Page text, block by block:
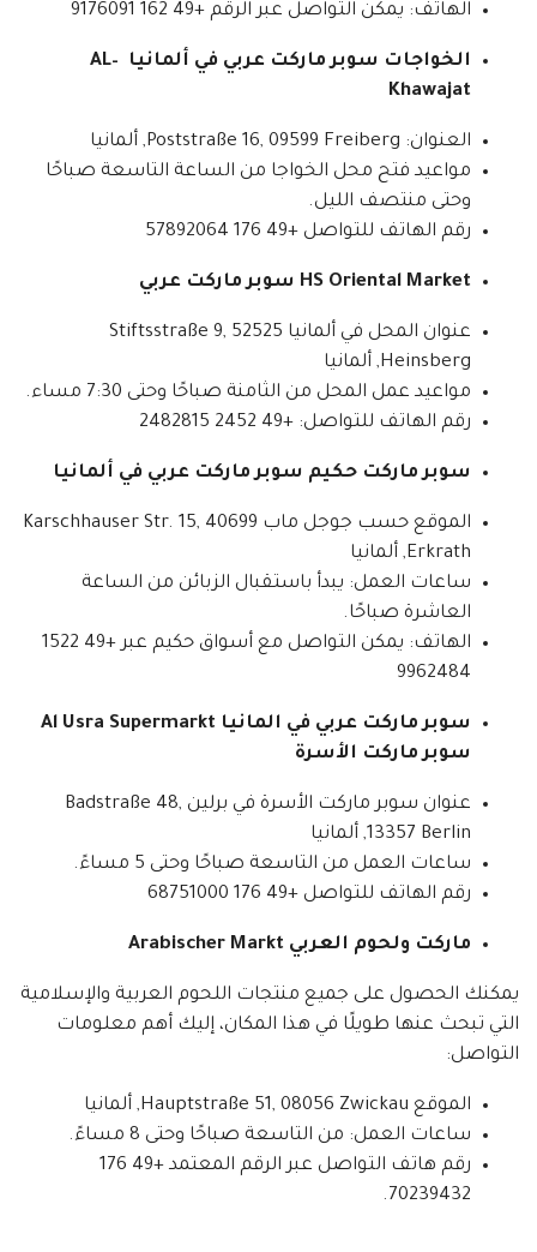
الهاتف: يمكن التواصل عبر الرقم +49 162 9176091
الخواجات سوبر ماركت عربي في ألمانيا AL–
Khawajat
العنوان: Poststraße 16, 09599 Freiberg, ألمانيا
مواعيد فتح محل الخواجا من الساعة التاسعة صباحًا
وحتى منتصف الليل.
رقم الهاتف للتواصل +49 176 57892064
HS Oriental Market سوبر ماركت عربي
عنوان المحل في ألمانيا Stiftsstraße 9, 52525
Heinsberg, ألمانيا
مواعيد عمل المحل من الثامنة صباحًا وحتى 7:30 مساء.
رقم الهاتف للتواصل: +49 2452 2482815
سوبر ماركت حكيم سوبر ماركت عربي في ألمانيا
الموقع حسب جوجل ماب Karschhauser Str. 15, 40699
Erkrath, ألمانيا
ساعات العمل: يبدأ باستقبال الزبائن من الساعة
العاشرة صباحًا.
الهاتف: يمكن التواصل مع أسواق حكيم عبر +49 1522
9962484
سوبر ماركت عربي في المانيا Al Usra Supermarkt
سوبر ماركت الأسرة
عنوان سوبر ماركت الأسرة في برلين Badstraße 48,
13357 Berlin, ألمانيا
ساعات العمل من التاسعة صباحًا وحتى 5 مساءً.
رقم الهاتف للتواصل +49 176 68751000
ماركت ولحوم العربي Arabischer Markt
يمكنك الحصول على جميع منتجات اللحوم العربية والإسلامية
التي تبحث عنها طويلًا في هذا المكان، إليك أهم معلومات
التواصل:
الموقع Hauptstraße 51, 08056 Zwickau, ألمانيا
ساعات العمل: من التاسعة صباحًا وحتى 8 مساءً.
رقم هاتف التواصل عبر الرقم المعتمد +49 176
70239432.